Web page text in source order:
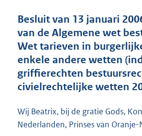
n
d
s
g
r
o
o
:
3
Besluit van 13 januari
van de Algemene wet
Wet tarieven in
enkele andere wetten
griffierechten
civielrechtelijke wetten
Wij Beatrix, bij de gratie Gods,
Nederlanden, Prinses van Oranje-